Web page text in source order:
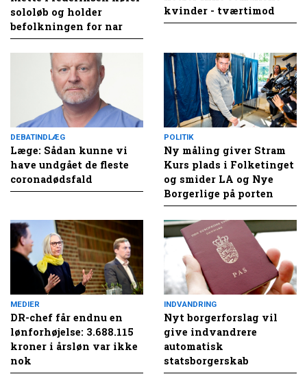
sololøb og holder
befolkningen for nar
kvinder - tværtimod
DEBATINDLÆG
Læge: Sådan kunne vi
have undgået de fleste
coronadødsfald
POLITIK
Ny måling giver Stram
Kurs plads i Folketinget
og smider LA og Nye
Borgerlige på porten
MEDIER
DR-chef får endnu en
lønforhøjelse: 3.688.115
kroner i årsløn var ikke
nok
INDVANDRING
Nyt borgerforslag vil
give indvandrere
automatisk
statsborgerskab